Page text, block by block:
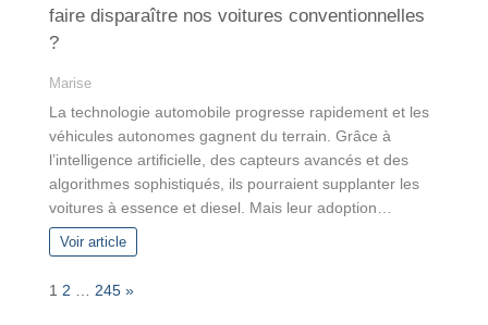
faire disparaître nos voitures conventionnelles
?
Marise
La technologie automobile progresse rapidement et les
véhicules autonomes gagnent du terrain. Grâce à
l’intelligence artificielle, des capteurs avancés et des
algorithmes sophistiqués, ils pourraient supplanter les
voitures à essence et diesel. Mais leur adoption…
Voir article
P1 2 … 245 N
»